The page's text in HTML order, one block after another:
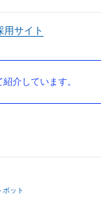
用サイト
介しています。
ボット